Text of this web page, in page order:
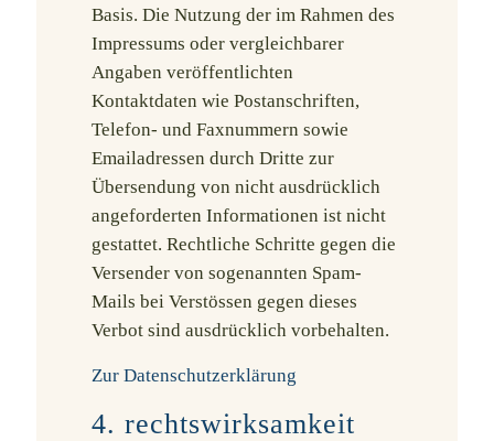
Basis. Die Nutzung der im Rahmen des
Impressums oder vergleichbarer
Angaben veröffentlichten
Kontaktdaten wie Postanschriften,
Telefon- und Faxnummern sowie
Emailadressen durch Dritte zur
Übersendung von nicht ausdrücklich
angeforderten Informationen ist nicht
gestattet. Rechtliche Schritte gegen die
Versender von sogenannten Spam-
Mails bei Verstössen gegen dieses
Verbot sind ausdrücklich vorbehalten.
Zur Datenschutzerklärung
4. rechtswirksamkeit